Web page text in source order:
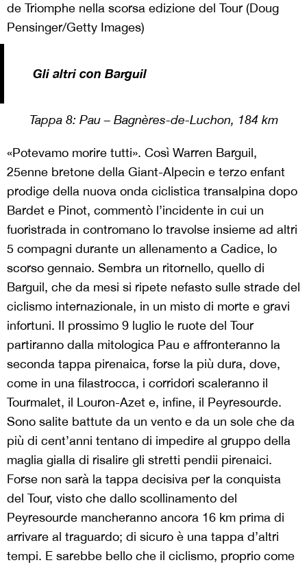
de Triomphe nella scorsa edizione del Tour (Doug
Pensinger/Getty Images)
Gli altri con Barguil
Tappa 8: Pau – Bagnères-de-Luchon, 184 km
«Potevamo morire tutti». Così Warren Barguil,
25enne bretone della Giant-Alpecin e terzo enfant
prodige della nuova onda ciclistica transalpina dopo
Bardet e Pinot, commentò l’incidente in cui un
fuoristrada in contromano lo travolse insieme ad altri
5 compagni durante un allenamento a Cadice, lo
scorso gennaio. Sembra un ritornello, quello di
Barguil, che da mesi si ripete nefasto sulle strade del
ciclismo internazionale, in un misto di morte e gravi
infortuni. Il prossimo 9 luglio le ruote del Tour
partiranno dalla mitologica Pau e affronteranno la
seconda tappa pirenaica, forse la più dura, dove,
come in una filastrocca, i corridori scaleranno il
Tourmalet, il Louron-Azet e, infine, il Peyresourde.
Sono salite battute da un vento e da un sole che da
più di cent’anni tentano di impedire al gruppo della
maglia gialla di risalire gli stretti pendii pirenaici.
Forse non sarà la tappa decisiva per la conquista
del Tour, visto che dallo scollinamento del
Peyresourde mancheranno ancora 16 km prima di
arrivare al traguardo; di sicuro è una tappa d’altri
tempi. E sarebbe bello che il ciclismo, proprio come